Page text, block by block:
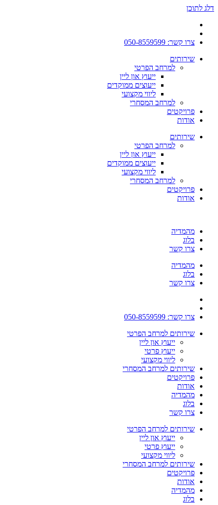
דלג לתוכן
צרו קשר: 050-8559599
שירותים
למרחב הפרטי
ייעוץ און ליין
ייעוצים ממוקדים
ליווי מקצועי
למרחב המסחרי
פרויקטים
אודות
שירותים
למרחב הפרטי
ייעוץ און ליין
ייעוצים ממוקדים
ליווי מקצועי
למרחב המסחרי
פרויקטים
אודות
מהמדיה
בלוג
צרו קשר
מהמדיה
בלוג
צרו קשר
צרו קשר: 050-8559599
שירותים למרחב הפרטי
ייעוץ און ליין
ייעוץ פרטי
ליווי מקצועי
שירותים למרחב המסחרי
פרויקטים
אודות
מהמדיה
בלוג
צרו קשר
שירותים למרחב הפרטי
ייעוץ און ליין
ייעוץ פרטי
ליווי מקצועי
שירותים למרחב המסחרי
פרויקטים
אודות
מהמדיה
בלוג